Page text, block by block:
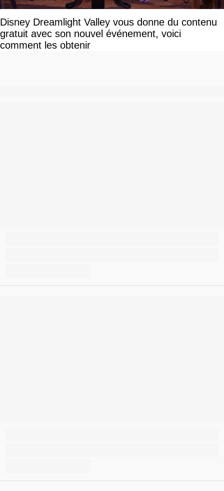
Disney Dreamlight Valley vous donne du contenu
gratuit avec son nouvel événement, voici
comment les obtenir